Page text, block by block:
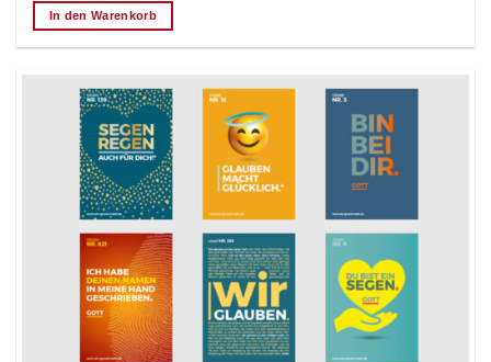
In den Warenkorb